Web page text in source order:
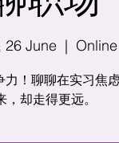
26 June
  |
Online
力！聊聊在实习焦
，却走得更远。